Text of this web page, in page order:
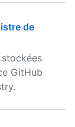
de
GitHub